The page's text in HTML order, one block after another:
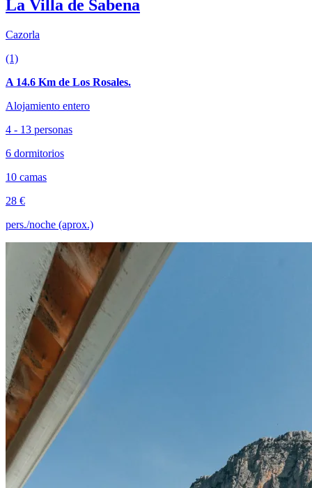
La Villa de Sabena
Cazorla
(1)
A 14.6 Km de Los Rosales.
Alojamiento entero
4 - 13 personas
6 dormitorios
10 camas
28 €
pers./noche (aprox.)